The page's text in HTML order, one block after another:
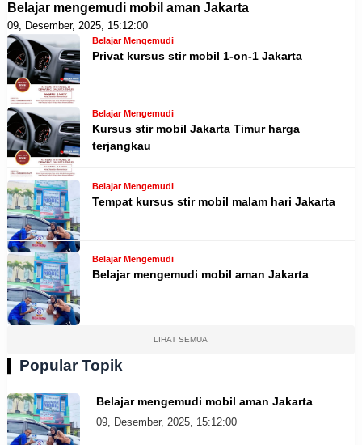
Belajar mengemudi mobil aman Jakarta
09, Desember, 2025, 15:12:00
Belajar Mengemudi
Privat kursus stir mobil 1-on-1 Jakarta
Belajar Mengemudi
Kursus stir mobil Jakarta Timur harga
terjangkau
Belajar Mengemudi
Tempat kursus stir mobil malam hari Jakarta
Belajar Mengemudi
Belajar mengemudi mobil aman Jakarta
LIHAT SEMUA
Popular Topik
Belajar mengemudi mobil aman Jakarta
09, Desember, 2025, 15:12:00